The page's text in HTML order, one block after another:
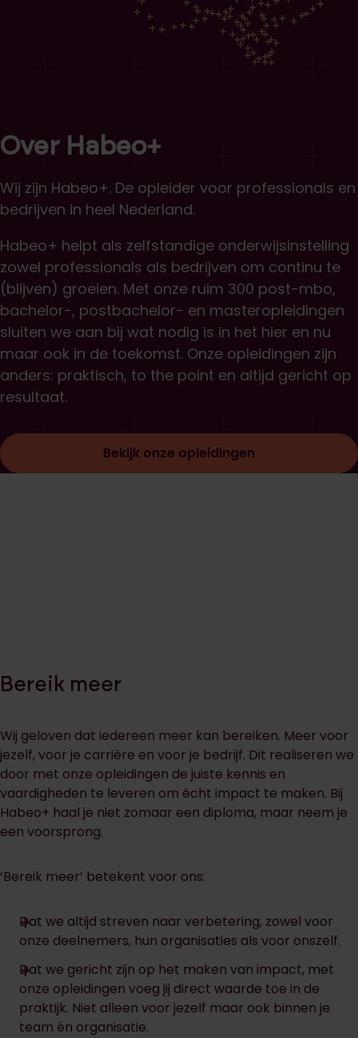
Over Habeo+
Wij zijn Habeo+. De opleider voor professionals en
bedrijven in heel Nederland.
Habeo+ helpt als zelfstandige onderwijsinstelling
zowel professionals als bedrijven om continu te
(blijven) groeien. Met onze ruim 300 post-mbo,
bachelor-, postbachelor- en masteropleidingen
sluiten we aan bij wat nodig is in het hier en nu
maar ook in de toekomst. Onze opleidingen zijn
anders: praktisch, to the point en altijd gericht op
resultaat.
Bekijk onze opleidingen
Bereik meer
Wij geloven dat iedereen meer kan bereiken. Meer voor
jezelf, voor je carrière en voor je bedrijf. Dit realiseren we
door met onze opleidingen de juiste kennis en
vaardigheden te leveren om écht impact te maken. Bij
Habeo+ haal je niet zomaar een diploma, maar neem je
een voorsprong.
‘Bereik meer’ betekent voor ons:
Dat we altijd streven naar verbetering, zowel voor
onze deelnemers, hun organisaties als voor onszelf.
Dat we gericht zijn op het maken van impact, met
onze opleidingen voeg jij direct waarde toe in de
praktijk. Niet alleen voor jezelf maar ook binnen je
team én organisatie.